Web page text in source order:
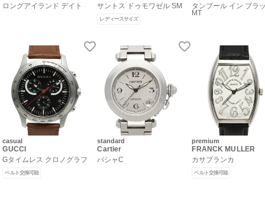
ロングアイランド デイト
casual
GUCCI
Gタイムレス クロノグラフ
ベルト交換可能
サントス ドゥモワゼル SM
レディースサイズ
standard
Cartier
パシャC
タンブール イン ブラ
MT
premium
FRANCK MULLER
カサブランカ
ベルト交換可能